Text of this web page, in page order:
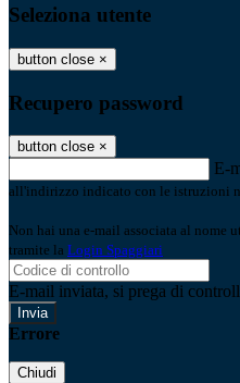
Seleziona utente
button close ×
Recupero password
button close ×
E-
all'indirizzo indicato con le istruzioni
Non hai una e-mail associata al nome
tramite la Login Spaggiari
E-mail inviata, si prega di
Errore
Chiudi